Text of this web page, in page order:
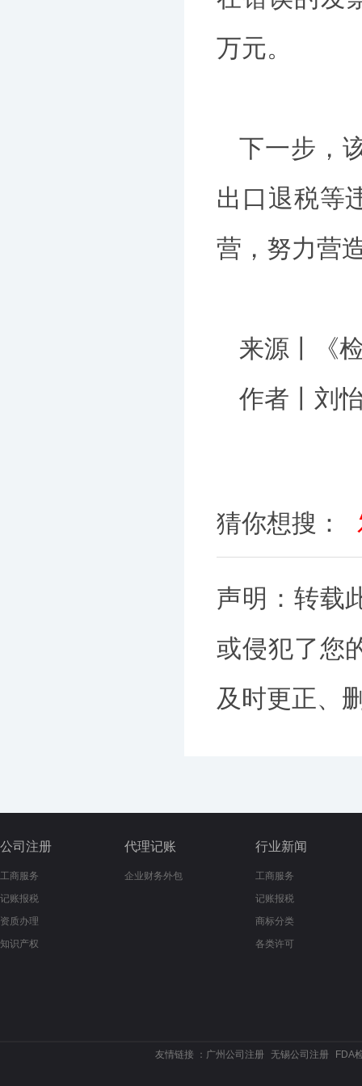
万元。
下一步，
出口退税等
营，努力营
来源丨《
作者丨刘
猜你想搜：
声明：转载
或侵犯了您
及时更正、
公司注册
工商服务
记账报税
资质办理
知识产权
代理记账
企业财务外包
行业新闻
工商服务
记账报税
商标分类
各类许可
友情链接 ： 广州公司注册 无锡公司注册 FDA